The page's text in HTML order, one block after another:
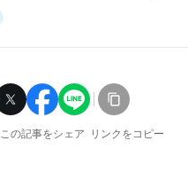
この記事をシェア リンクをコピー